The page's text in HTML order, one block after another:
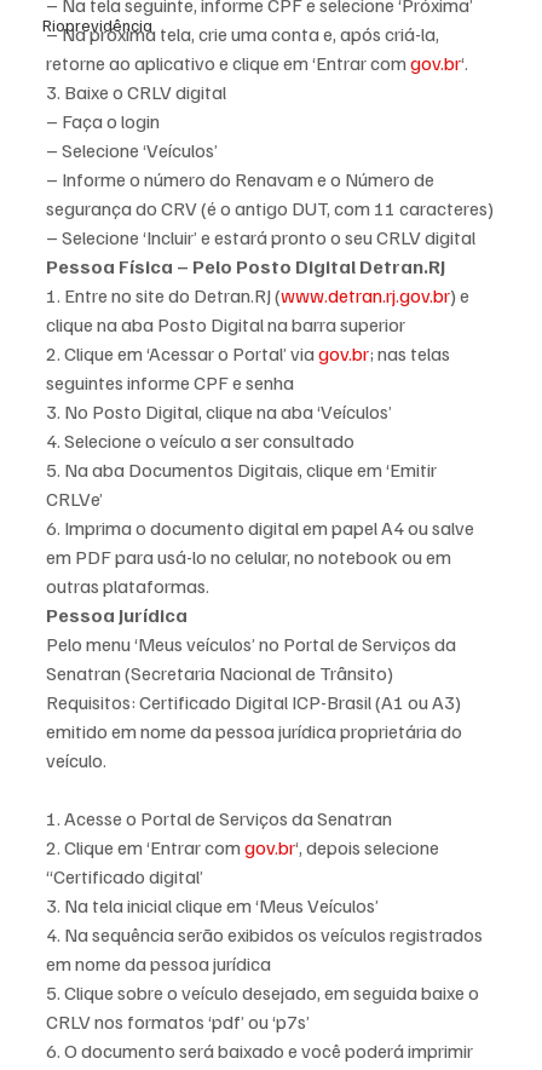
Rioprevidência
– Na tela seguinte, informe CPF e selecione ‘Próxima’
– Na próxima tela, crie uma conta e, após criá-la,
retorne ao aplicativo e clique em ‘Entrar com gov.br‘.
3. Baixe o CRLV digital
– Faça o login
– Selecione ‘Veículos’
– Informe o número do Renavam e o Número de
segurança do CRV (é o antigo DUT, com 11 caracteres)
– Selecione ‘Incluir’ e estará pronto o seu CRLV digital
Pessoa Física – Pelo Posto Digital Detran.RJ
1. Entre no site do Detran.RJ (www.detran.rj.gov.br) e
clique na aba Posto Digital na barra superior
2. Clique em ‘Acessar o Portal’ via gov.br; nas telas
seguintes informe CPF e senha
3. No Posto Digital, clique na aba ‘Veículos’
4. Selecione o veículo a ser consultado
5. Na aba Documentos Digitais, clique em ‘Emitir
CRLVe’
6. Imprima o documento digital em papel A4 ou salve
em PDF para usá-lo no celular, no notebook ou em
outras plataformas.
Pessoa Jurídica
Pelo menu ‘Meus veículos’ no Portal de Serviços da
Senatran (Secretaria Nacional de Trânsito)
Requisitos: Certificado Digital ICP-Brasil (A1 ou A3)
emitido em nome da pessoa jurídica proprietária do
veículo.
1. Acesse o Portal de Serviços da Senatran
2. Clique em ‘Entrar com gov.br‘, depois selecione
“Certificado digital’
3. Na tela inicial clique em ‘Meus Veículos’
4. Na sequência serão exibidos os veículos registrados
em nome da pessoa jurídica
5. Clique sobre o veículo desejado, em seguida baixe o
CRLV nos formatos ‘pdf’ ou ‘p7s’
6. O documento será baixado e você poderá imprimir